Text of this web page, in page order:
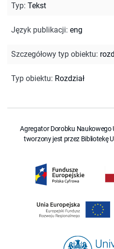
Typ: Tekst
Język publikacji: eng
Szczegółowy typ obiektu:
Typ obiektu: Rozdział
Agregator Dorobku Naukowego
tworzony jest przez Bibliotekę